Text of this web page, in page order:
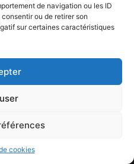
de navigation ou les ID
ou de retirer son
sur certaines caractéristiques
cookies
NOUS